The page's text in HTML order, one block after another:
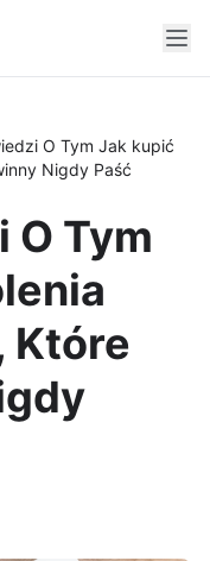
O Tym Jak kupić
Nigdy Paść
O Tym
Które